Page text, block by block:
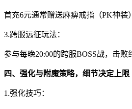
首充6元通常赠送麻痹戒指（PK神装
3.跨服远征玩法：
参与每晚20:00的跨服BOSS战，击
四、强化与附魔策略，细节决定上限
1.强化技巧：